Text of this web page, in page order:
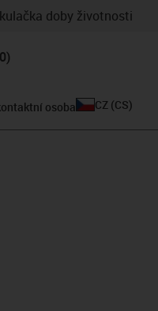
doby životnosti
osoba CZ (CS)